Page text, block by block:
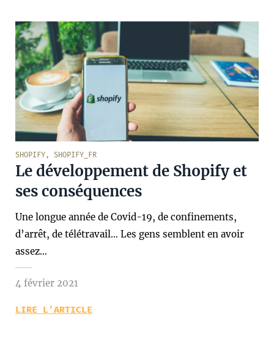
SHOPIFY, SHOPIFY_FR
Le développement de Shopify et
ses conséquences
Une longue année de Covid-19, de confinements,
d’arrêt, de télétravail… Les gens semblent en avoir
assez…
4 février 2021
LIRE L’ARTICLE